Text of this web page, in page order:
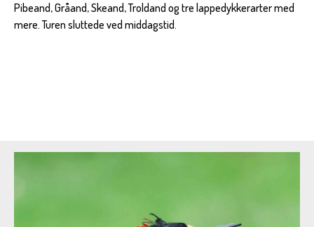
Pibeand, Gråand, Skeand, Troldand og tre lappedykkerarter med
mere. Turen sluttede ved middagstid.